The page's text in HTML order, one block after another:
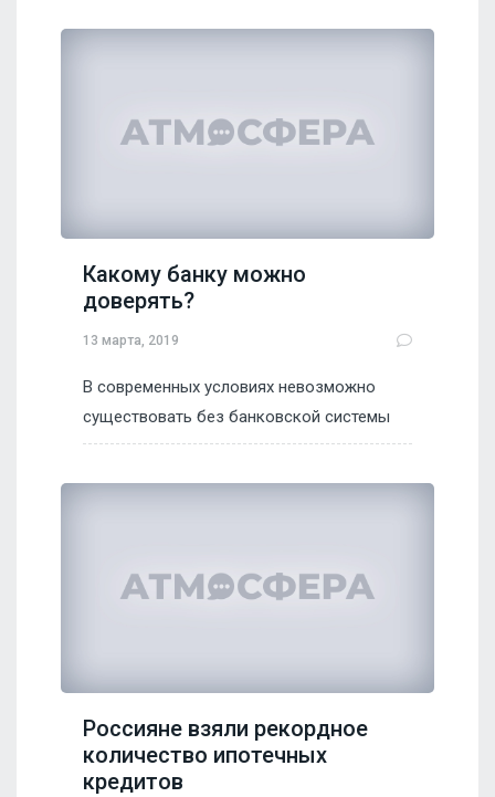
Какому банку можно
доверять?
13 марта, 2019
В современных условиях невозможно
существовать без банковской системы
Россияне взяли рекордное
количество ипотечных
кредитов